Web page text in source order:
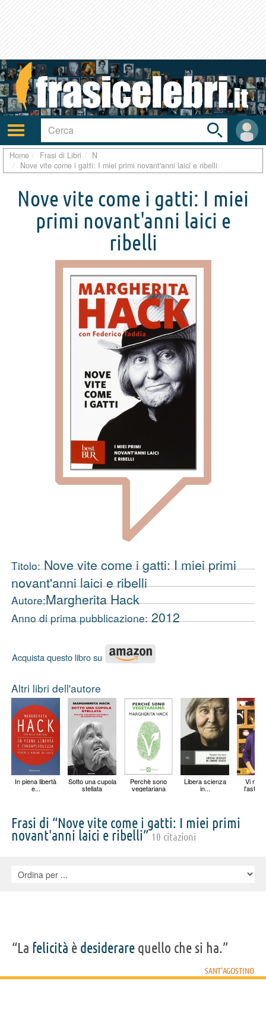
Attiva/disattiva
navigazione
User
area
Toggle
search
bar
Home Frasi di Libri
N
Nove vite come i gatti: I miei primi novant'anni laici e ribelli
Nove vite come i gatti: I miei
primi novant'anni laici e
ribelli
Titolo:Nove vite come i gatti: I miei primi
novant'anni laici e ribelli
Autore:Margherita Hack
Anno di prima pubblicazione:2012
Acquista questo libro su
Altri libri dell'autore
In piena libertà
e...
Sotto una cupola
stellata
Perchè sono
vegetariana
Libera scienza
in...
Vi
Frasi di “Nove vite come i gatti: I miei primi
novant'anni laici e ribelli”10 citazioni
“La felicità è desiderare quello che si ha.”
SANT'AGOSTINO